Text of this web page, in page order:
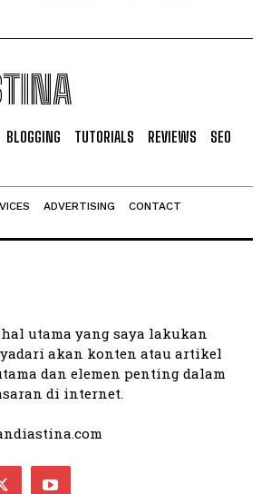
BLOGGING TUTORIALS REVIEWS
SEO
ADVERTISING CONTACT
utama yang saya lakukan
akan konten atau artikel
dan elemen penting dalam
di internet.